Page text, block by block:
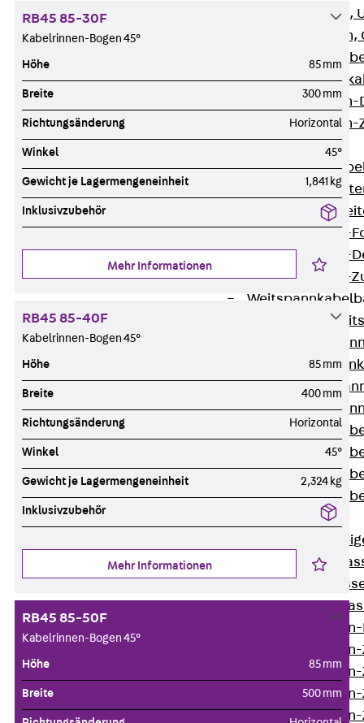
G Gitterbahn,
GI
GTD
GTDW
Gitterbahnen-
Kabelleitern
Zurück
LGG
LGGS
Kabelleitern-
Kabelleitern-
Kabelleitern-
WPL
WL
WPR
WLR
Steigetrassen
STU
ST
LGG
RB45 85-30F
Kabelrinnen-Bogen 45°
Höhe 85 mm
Breite 300 mm
Richtungsänderung Horizontal
Winkel 45°
Gewicht je Lagermengeneinheit 1,841 kg
Inklusivzubehör
Mehr Informationen
RB45 85-40F
Kabelrinnen-Bogen 45°
Höhe 85 mm
Breite 400 mm
Richtungsänderung Horizontal
Winkel 45°
Gewicht je Lagermengeneinheit 2,324 kg
Inklusivzubehör
Mehr Informationen
RB45 85-50F
Kabelrinnen-Bogen 45°
Höhe 85 mm
Breite 500 mm